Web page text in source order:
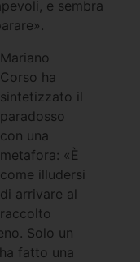
e sembra
Mariano
Corso ha
sintetizzato il
paradosso
con una
metafora: «È
come illudersi
di arrivare al
raccolto
Solo un
fatto una